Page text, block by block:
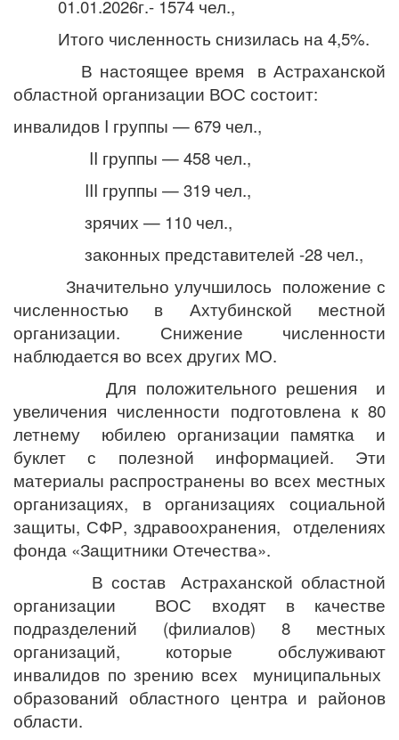
01.01.2026г.- 1574 чел.,
Итого численность снизилась на 4,5%.
В настоящее время в Астраханской
областной организации ВОС состоит:
инвалидов I группы — 679 чел.,
II группы — 458 чел.,
III группы — 319 чел.,
зрячих — 110 чел.,
законных представителей -28 чел.,
Значительно улучшилось положение с
численностью в Ахтубинской местной
организации. Снижение численности
наблюдается во всех других МО.
Для положительного решения и
увеличения численности подготовлена к 80
летнему юбилею организации памятка и
буклет с полезной информацией. Эти
материалы распространены во всех местных
организациях, в организациях социальной
защиты, СФР, здравоохранения, отделениях
фонда «Защитники Отечества».
В состав Астраханской областной
организации ВОС входят в качестве
подразделений (филиалов) 8 местных
организаций, которые обслуживают
инвалидов по зрению всех муниципальных
образований областного центра и районов
области.